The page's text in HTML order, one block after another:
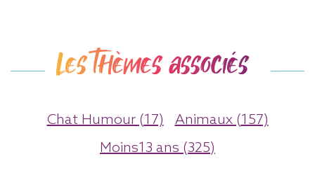
Les thèmes associés
Chat Humour (17)
Animaux (157)
Moins13 ans (325)